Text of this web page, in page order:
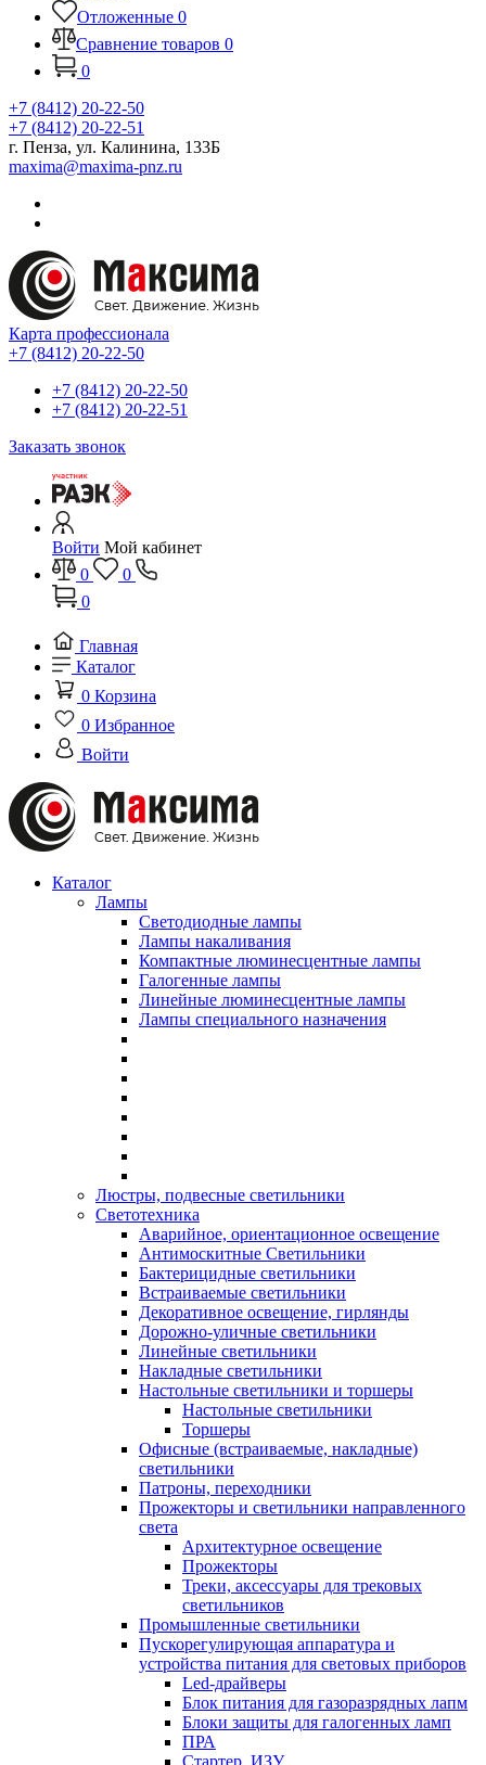
Отложенные 0
Сравнение товаров 0
0
+7 (8412) 20-22-50
+7 (8412) 20-22-51
г. Пенза, ул. Калинина, 133Б
maxima@maxima-pnz.ru
Карта профессионала
+7 (8412) 20-22-50
+7 (8412) 20-22-50
+7 (8412) 20-22-51
Заказать звонок
Войти Мой кабинет
0
0
0
Главная
Каталог
0 Корзина
0 Избранное
Войти
Каталог
Лампы
Светодиодные лампы
Лампы накаливания
Компактные люминесцентные лампы
Галогенные лампы
Линейные люминесцентные лампы
Лампы специального назначения
Люстры, подвесные светильники
Светотехника
Аварийное, ориентационное освещение
Антимоскитные Светильники
Бактерицидные светильники
Встраиваемые светильники
Декоративное освещение, гирлянды
Дорожно-уличные светильники
Линейные светильники
Накладные светильники
Настольные светильники и торшеры
Настольные светильники
Торшеры
Офисные (встраиваемые, накладные)
светильники
Патроны, переходники
Прожекторы и светильники направленного
света
Архитектурное освещение
Прожекторы
Треки, аксессуары для трековых
светильников
Промышленные светильники
Пускорегулирующая аппаратура и
устройства питания для световых приборов
Led-драйверы
Блок питания для газоразрядных лапм
Блоки защиты для галогенных ламп
ПРА
Стартер, ИЗУ